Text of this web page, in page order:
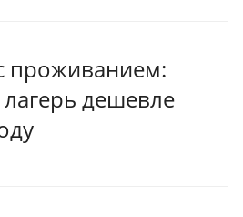
проживанием:
лагерь дешевле